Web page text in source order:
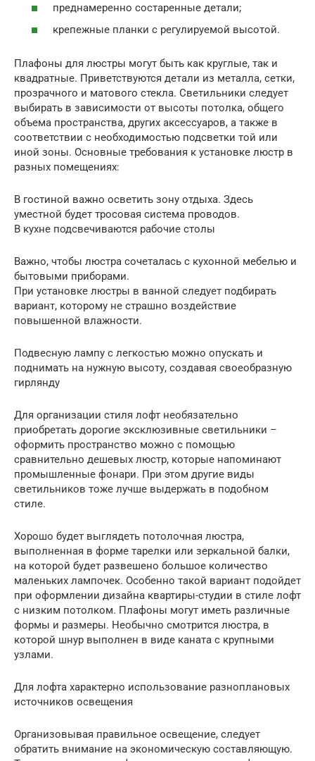
преднамеренно состаренные детали;
крепежные планки с регулируемой высотой.
Плафоны для люстры могут быть как круглые, так и
квадратные. Приветствуются детали из металла, сетки,
прозрачного и матового стекла. Светильники следует
выбирать в зависимости от высоты потолка, общего
объема пространства, других аксессуаров, а также в
соответствии с необходимостью подсветки той или
иной зоны. Основные требования к установке люстр в
разных помещениях:
В гостиной важно осветить зону отдыха. Здесь
уместной будет тросовая система проводов.
В кухне подсвечиваются рабочие столы
Важно, чтобы люстра сочеталась с кухонной мебелью и
бытовыми приборами.
При установке люстры в ванной следует подбирать
вариант, которому не страшно воздействие
повышенной влажности.
Подвесную лампу с легкостью можно опускать и
поднимать на нужную высоту, создавая своеобразную
гирлянду
Для организации стиля лофт необязательно
приобретать дорогие эксклюзивные светильники –
оформить пространство можно с помощью
сравнительно дешевых люстр, которые напоминают
промышленные фонари. При этом другие виды
светильников тоже лучше выдержать в подобном
стиле.
Хорошо будет выглядеть потолочная люстра,
выполненная в форме тарелки или зеркальной балки,
на которой будет развешено большое количество
маленьких лампочек. Особенно такой вариант подойдет
при оформлении дизайна квартиры-студии в стиле лофт
с низким потолком. Плафоны могут иметь различные
формы и размеры. Необычно смотрится люстра, в
которой шнур выполнен в виде каната с крупными
узлами.
Для лофта характерно использование разноплановых
источников освещения
Организовывая правильное освещение, следует
обратить внимание на экономическую составляющую.